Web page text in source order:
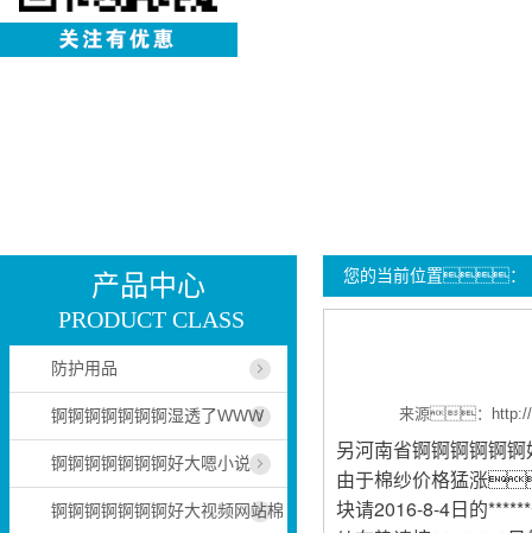
您的当前位置：
来源：
另河南省锕锕锕锕锕
由于棉纱价格猛涨
块请2016-8-4日的
产品中心
PRODUCT CLASS
防护用品
锕锕锕锕锕锕锕湿透了WWW
锕锕锕锕锕锕锕好大嗯小说
锕锕锕锕锕锕锕好大视频网站棉